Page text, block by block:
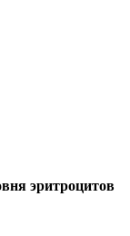
эритроцитов